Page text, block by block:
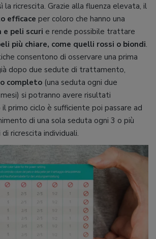
la ricrescita. Grazie alla fluenza elevata, il
efficace per coloro che hanno una
e peli scuri e rende possibile trattare
più chiare, come quelli rossi o biondi.
consentono di osservare una prima
dopo due sedute di trattamento,
completo (una seduta ogni due
si potranno avere risultati
primo ciclo è sufficiente poi passare ad
di una sola seduta ogni 3 o più
di ricrescita individuali.